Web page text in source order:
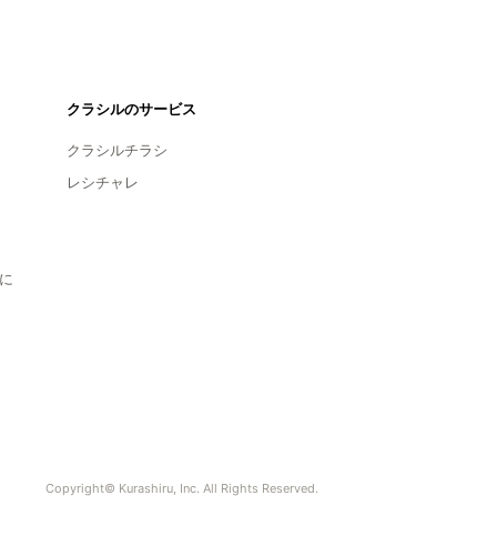
クラシルのサービス
クラシルチラシ
レシチャレ
Copyright© Kurashiru, Inc. All Rights Reserved.